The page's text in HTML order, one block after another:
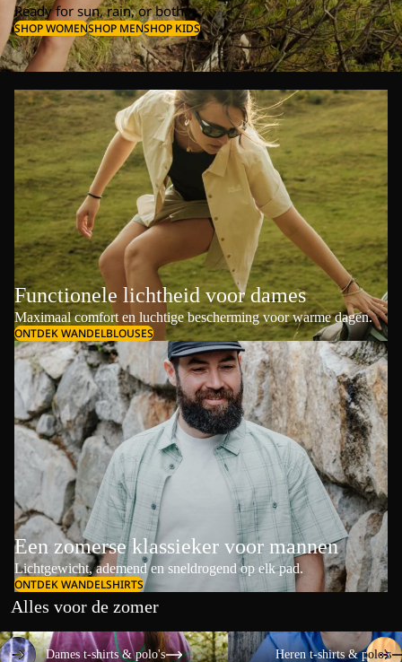
Ready for sun, rain, or both.
SHOP WOMENSHOP MENSHOP KIDS
Functionele lichtheid voor dames
Maximaal comfort en luchtige bescherming voor warme dagen.
ONTDEK WANDELBLOUSES
Een zomerse klassieker voor mannen
Lichtgewicht, ademend en sneldrogend op elk pad.
ONTDEK WANDELSHIRTS
Alles voor de zomer
Dames t-shirts & polo's
Dames t-shirts & polo's
Heren t-shirts & polo's
Heren t-shirts & polo's